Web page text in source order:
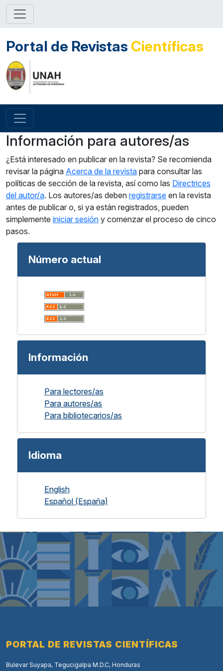
Portal de Revistas Científicas
Información para autores/as
¿Está interesado en publicar en la revista? Se recomienda
revisar la página Acerca de la revista para consultar las
políticas de sección de la revista, así como las Directrices
del autor/a. Los autores/as deben registrarse en la revista
antes de publicar o, si ya están registrados, pueden
simplemente iniciar sesión y comenzar el proceso de cinco
pasos.
Número actual
Información
Para lectores/as
Para autores/as
Para bibliotecarios/as
Idioma
English
Español (España)
PORTAL DE REVISTAS CIENTÍFICAS
Bulevar Suyapa, Tegucigalpa M.D.C, Honduras